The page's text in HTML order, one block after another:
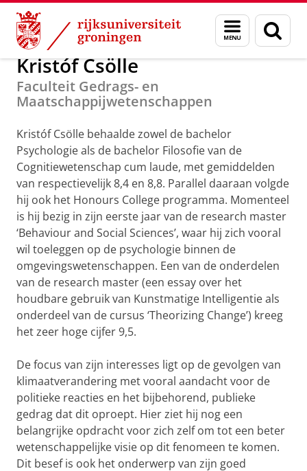
Skip
Content
Skip
Navigation
Menu
en
zoeken
Alumni GUF-100 prijzen
Kristóf Csölle
Faculteit Gedrags- en
Maatschappijwetenschappen
Kristóf Csölle behaalde zowel de bachelor
Psychologie als de bachelor Filosofie van de
Cognitiewetenschap cum laude, met gemiddelden
van respectievelijk 8,4 en 8,8. Parallel daaraan volgde
hij ook het Honours College programma. Momenteel
is hij bezig in zijn eerste jaar van de research master
‘Behaviour and Social Sciences’, waar hij zich vooral
wil toeleggen op de psychologie binnen de
omgevingswetenschappen. Een van de onderdelen
van de research master (een essay over het
houdbare gebruik van Kunstmatige Intelligentie als
onderdeel van de cursus ‘Theorizing Change’) kreeg
het zeer hoge cijfer 9,5.
De focus van zijn interesses ligt op de gevolgen van
klimaatverandering met vooral aandacht voor de
politieke reacties en het bijbehorend, publieke
gedrag dat dit oproept. Hier ziet hij nog een
belangrijke opdracht voor zich zelf om tot een beter
wetenschappelijke visie op dit fenomeen te komen.
Dit besef is ook het onderwerp van zijn goed